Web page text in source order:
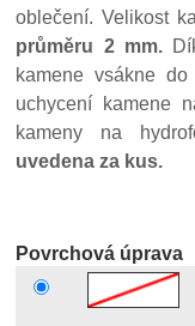
oblečení. Velikost
průměru 2 mm.
kamene vsákne
uchycení kamene
kameny na
uvedena za kus.
Povrchová úprava